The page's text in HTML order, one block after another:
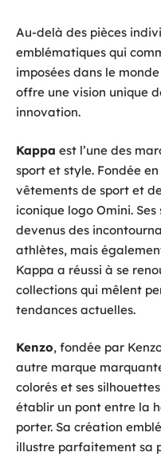
Au-delà des pièces
emblématiques qui
imposées dans le
offre une vision unique
innovation.
Kappa est l’une des
sport et style. Fondée en
vêtements de sport et
iconique logo Omini.
devenus des
athlètes, mais
Kappa a réussi à se
collections qui mêlent
tendances actuelles.
Kenzo, fondée par
autre marque
colorés et ses
établir un pont entre la
porter. Sa création
illustre parfaitement sa